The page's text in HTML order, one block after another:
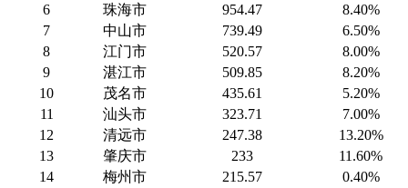
6
珠海市 954.47
8.40%
7
中山市 739.49
6.50%
8
江门市 520.57
8.00%
9
湛江市 509.85
8.20%
10
茂名市 435.61
5.20%
11
汕头市 323.71
7.00%
12
清远市 247.38
13.20%
13
肇庆市 233
11.60%
14
梅州市 215.57
0.40%